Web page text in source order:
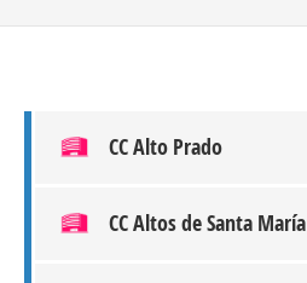
CC Alto Prado
CC Altos de Santa María